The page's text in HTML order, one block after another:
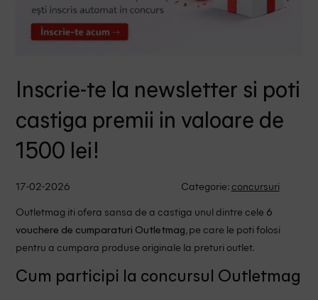
Inscrie-te la newsletter si poti
castiga premii in valoare de
1500 lei!
17-02-2026 Categorie: concursuri
Outletmag iti ofera sansa de a castiga unul dintre cele 6
vouchere de cumparaturi Outletmag, pe care le poti folosi
pentru a cumpara produse originale la preturi outlet.
Cum participi la concursul Outletmag